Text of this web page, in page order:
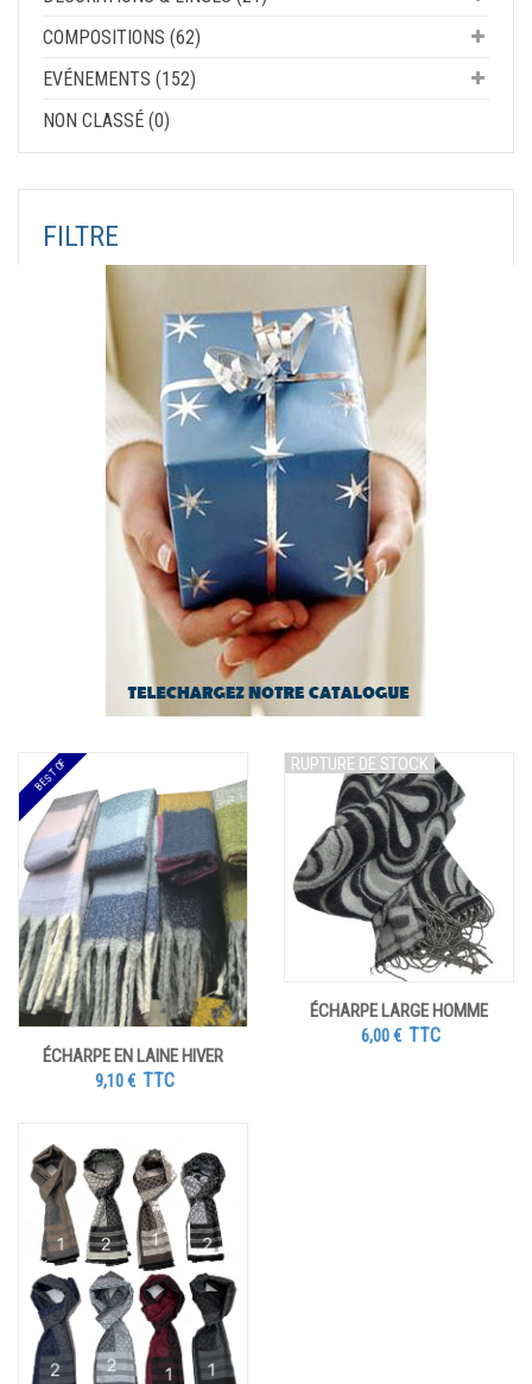
COMPOSITIONS (62)
EVÉNEMENTS (152)
NON CLASSÉ (0)
FILTRE
BEST OF
ÉCHARPE EN LAINE HIVER
9,10€ TTC
RUPTURE DE STOCK
ÉCHARPE LARGE HOMME
6,00€ TTC